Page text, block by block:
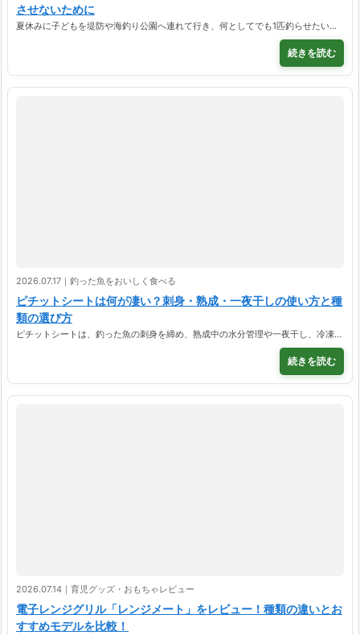
させないために
夏休みに子どもを堤防や海釣り公園へ連れて行き、何としてでも1匹釣らせたい…
続きを読む
2026.07.17｜釣った魚をおいしく食べる
ピチットシートは何が凄い？刺身・熟成・一夜干しの使い方と種
類の選び方
ピチットシートは、釣った魚の刺身を締め、熟成中の水分管理や一夜干し、冷凍…
続きを読む
2026.07.14｜育児グッズ・おもちゃレビュー
電子レンジグリル「レンジメート」をレビュー！種類の違いとお
すすめモデルを比較！